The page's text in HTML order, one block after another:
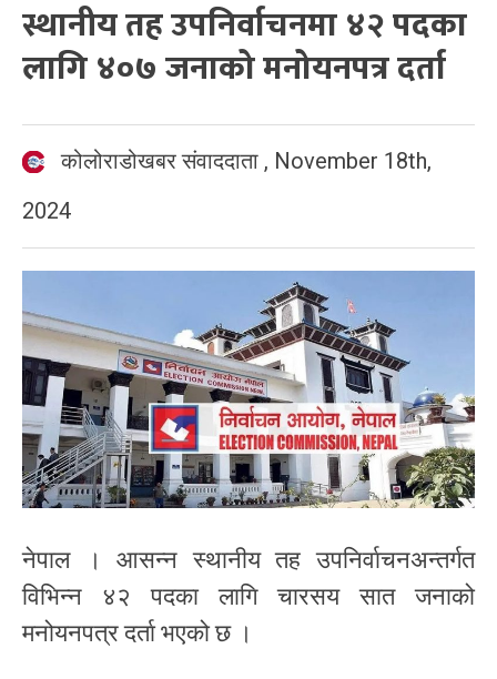
स्थानीय तह उपनिर्वाचनमा ४२ पदका
लागि ४०७ जनाको मनोयनपत्र दर्ता
कोलोराडोखबर संवाददाता , November 18th,
2024
नेपाल । आसन्न स्थानीय तह उपनिर्वाचनअन्तर्गत
विभिन्न ४२ पदका लागि चारसय सात जनाको
मनोयनपत्र दर्ता भएको छ ।